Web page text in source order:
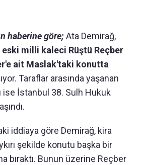
haberine göre;Ata Demirağ,
eski milli kaleci Rüştü Reçber
ait Maslak'taki konutta
Taraflar arasında yaşanan
ise İstanbul 38. Sulh Hukuk
iddiaya göre Demirağ, kira
şekilde konutu başka bir
bıraktı. Bunun üzerine Reçber